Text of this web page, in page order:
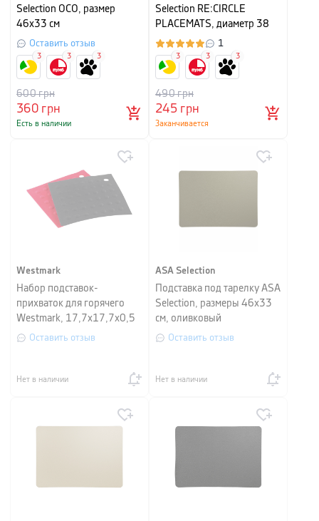
Selection OCO, размер
46х33 см
Оставить отзыв
360грн
600грн
Есть в наличии
3 3 3
Selection RE:CIRCLE
PLACEMATS, диаметр 38
см, антрацит
1
245грн
490грн
Заканчивается
3 3 3
Westmark
Набор подставок-
прихваток для горячего
Westmark, 17,7х17,7х0,5
см, разноцветный, 2 шт
Оставить отзыв
Нет в наличии
ASA Selection
Подставка под тарелку ASA
Selection, размеры 46х33
см, оливковый
Оставить отзыв
Нет в наличии